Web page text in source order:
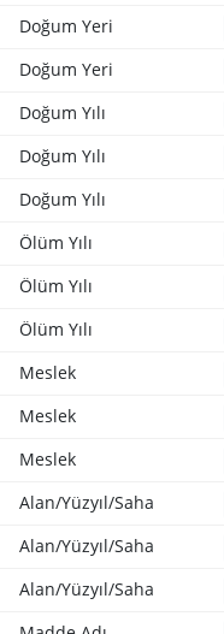
Doğum Yeri
Doğum Yeri
Doğum Yılı
Doğum Yılı
Doğum Yılı
Ölüm Yılı
Ölüm Yılı
Ölüm Yılı
Meslek
Meslek
Meslek
Alan/Yüzyıl/Saha
Alan/Yüzyıl/Saha
Alan/Yüzyıl/Saha